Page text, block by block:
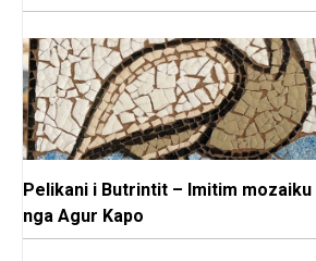
Pelikani i Butrintit – Imitim
nga Agur Kapo